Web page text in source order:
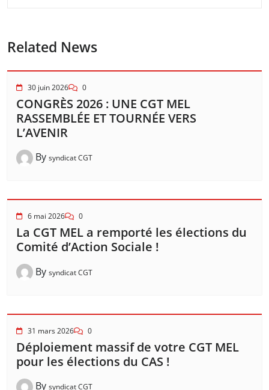
Related News
30 juin 2026 0
CONGRÈS 2026 : UNE CGT MEL
RASSEMBLÉE ET TOURNÉE VERS
L’AVENIR
By syndicat CGT
6 mai 2026 0
La CGT MEL a remporté les élections du
Comité d’Action Sociale !
By syndicat CGT
31 mars 2026 0
Déploiement massif de votre CGT MEL
pour les élections du CAS !
By syndicat CGT